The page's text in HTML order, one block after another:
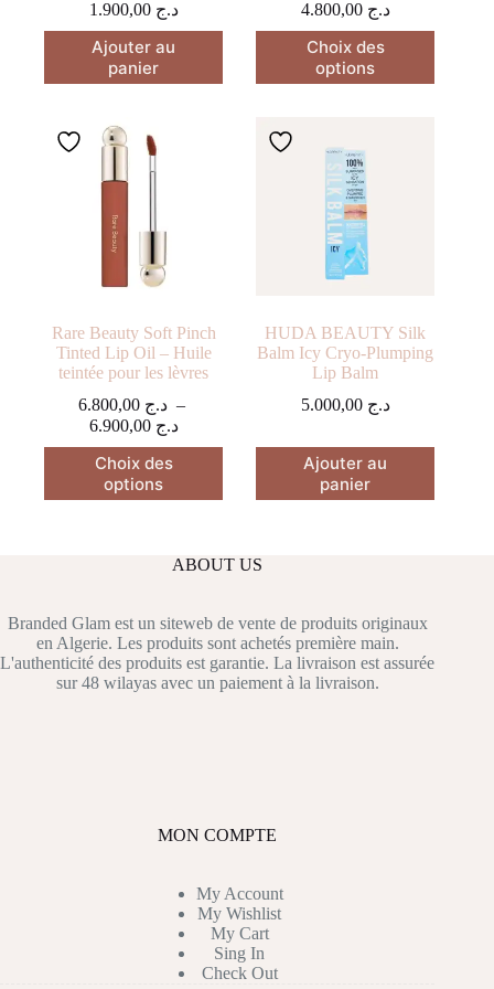
د.ج 1.900,00
Ajouter au
panier
د.ج 4.800,00
Choix des
options
Ce
produit
a
options
peuvent
être
choisies
sur
la
page
Rare Beauty Soft Pinch
Tinted Lip Oil – Huile
teintée pour les lèvres
د.ج 6.800,00
–
د.ج 6.900,00
Plage
de
à
Choix des
options
Ce
produit
a
options
être
choisies
sur
la
page
HUDA BEAUTY Silk
Balm Icy Cryo-Plumping
Lip Balm
د.ج 5.000,00
Ajouter au
panier
ABOUT US
Branded Glam est un siteweb de vente de produits originaux
en Algerie. Les produits sont achetés première main.
L'authenticité des produits est garantie. La livraison est assurée
sur 48 wilayas avec un paiement à la livraison.
MON COMPTE
My Account
My Wishlist
My Cart
Sing In
Check Out